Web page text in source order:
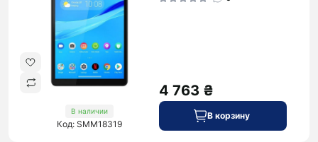
В наличии
Код: SMM18319
4 763 ₴
В корзину